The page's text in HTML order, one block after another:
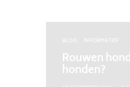
BLOG INFORMATIEF
Rouwen
honden?